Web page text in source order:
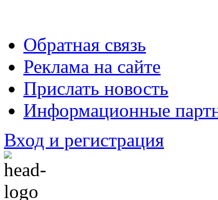
Обратная связь
Реклама на сайте
Прислать новость
Информационные
Вход и регистрация